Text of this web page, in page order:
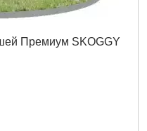
Премиум SKOGGY